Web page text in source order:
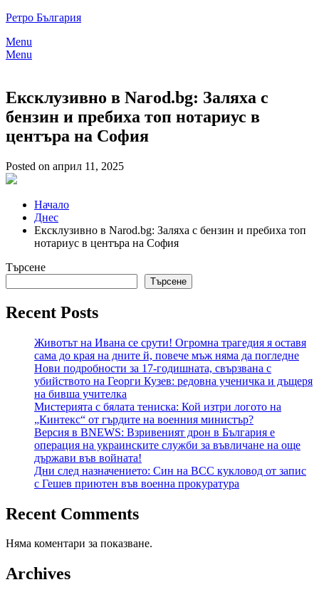
Skip
content
Ретро България
Menu
Menu
Ексклузивно в Narod.bg: Заляха с
бензин и пребиха топ нотариус в
центъра на София
Posted on април 11, 2025
Начало
Днес
Ексклузивно в Narod.bg: Заляха с бензин и пребиха топ
нотариус в центъра на София
Търсене
Търсене
Recent Posts
Животът на Ивана се срути! Огромна трагедия я оставя
сама до края на дните й, повече мъж няма да погледне
Нови подробности за 17-годишната, свързвана с
убийството на Георги Кузев: редовна ученичка и дъщеря
на бивша учителка
Мистерията с бялата тениска: Кой изтри логото на
„Кинтекс“ от гърдите на военния министър?
Версия в BNEWS: Взривеният дрон в България е
операция на украинските служби за въвличане на още
държави във войната!
Дни след назначението: Син на ВСС кукловод от запис
с Гешев приютен във военна прокуратура
Recent Comments
Няма коментари за показване.
Archives